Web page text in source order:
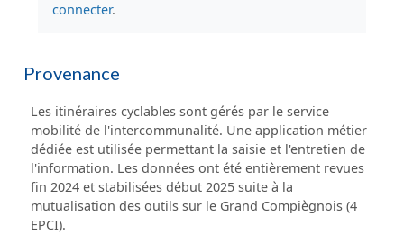
connecter.
Provenance
Les itinéraires cyclables sont gérés par le service
mobilité de l'intercommunalité. Une application métier
dédiée est utilisée permettant la saisie et l'entretien de
l'information. Les données ont été entièrement revues
fin 2024 et stabilisées début 2025 suite à la
mutualisation des outils sur le Grand Compiègnois (4
EPCI).